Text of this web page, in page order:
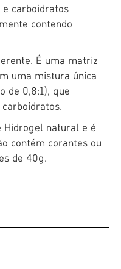
e carboidratos
contendo
É uma matriz
uma mistura única
de 0,8:1), que
Hidrogel natural e é
contém corantes ou
de 40g.